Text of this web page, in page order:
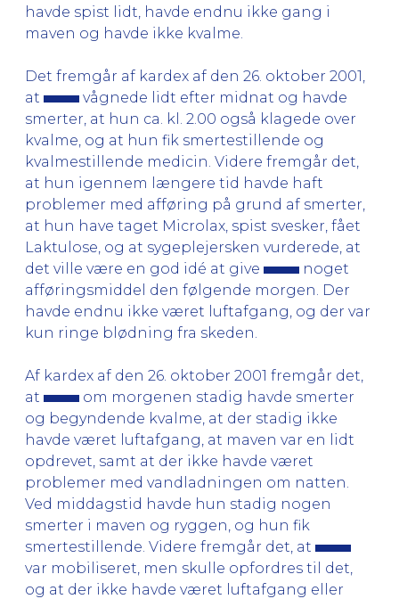
havde spist lidt, havde endnu ikke gang i
maven og havde ikke kvalme.
Det fremgår af kardex af den 26. oktober 2001,
at
vågnede lidt efter midnat og havde
smerter, at hun ca. kl. 2.00 også klagede over
kvalme, og at hun fik smertestillende og
kvalmestillende medicin. Videre fremgår det,
at hun igennem længere tid havde haft
problemer med afføring på grund af smerter,
at hun have taget Microlax, spist svesker, fået
Laktulose, og at sygeplejersken vurderede, at
det ville være en god idé at give
noget
afføringsmiddel den følgende morgen. Der
havde endnu ikke været luftafgang, og der var
kun ringe blødning fra skeden.
Af kardex af den 26. oktober 2001 fremgår det,
at
om morgenen stadig havde smerter
og begyndende kvalme, at der stadig ikke
havde været luftafgang, at maven var en lidt
opdrevet, samt at der ikke havde været
problemer med vandladningen om natten.
Ved middagstid havde hun stadig nogen
smerter i maven og ryggen, og hun fik
smertestillende. Videre fremgår det, at
var mobiliseret, men skulle opfordres til det,
og at der ikke havde været luftafgang eller